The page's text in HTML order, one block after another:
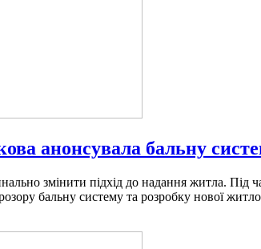
анонсувала бальну
змінити підхід до надання житла. Під
бальну систему та розробку нової